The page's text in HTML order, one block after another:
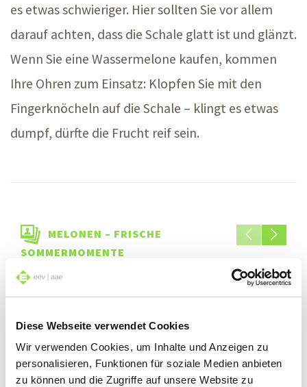
Diese Webseite verwendet Cookies
Wir verwenden Cookies, um Inhalte und Anzeigen zu
personalisieren, Funktionen für soziale Medien anbieten
zu können und die Zugriffe auf unsere Website zu
es etwas schwieriger. Hier sollten Sie vor allem
darauf achten, dass die Schale glatt ist und glänzt.
Wenn Sie eine Wassermelone kaufen, kommen
Ihre Ohren zum Einsatz: Klopfen Sie mit den
Fingerknöcheln auf die Schale – klingt es etwas
dumpf, dürfte die Frucht reif sein.
MELONEN – FRISCHE
SOMMERMOMENTE